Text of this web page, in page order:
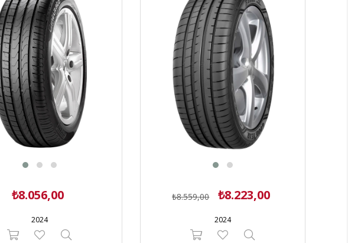
₺8.056,00
2024
₺8.223,00
₺8.559,00
2024